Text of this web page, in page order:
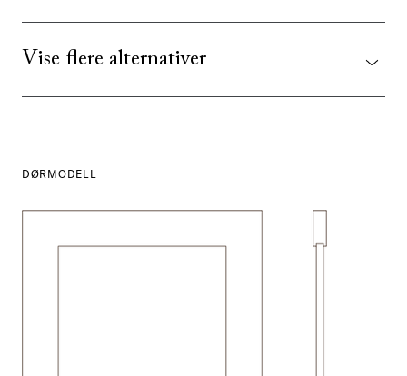
Vise flere alternativer
DØRMODELL